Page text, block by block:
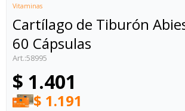
Vitaminas
Cartílago de Tiburón
60 Cápsulas
58995
$ 1.401
$ 1.191